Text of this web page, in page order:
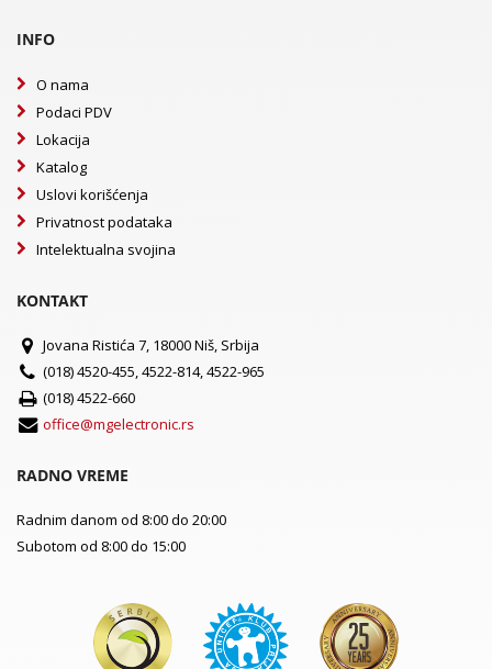
INFO
O nama
Podaci PDV
Lokacija
Katalog
Uslovi korišćenja
Privatnost podataka
Intelektualna svojina
KONTAKT
Jovana Ristića 7, 18000 Niš, Srbija
(018) 4520-455, 4522-814, 4522-965
(018) 4522-660
office@mgelectronic.rs
RADNO VREME
Radnim danom od 8:00 do 20:00
Subotom od 8:00 do 15:00